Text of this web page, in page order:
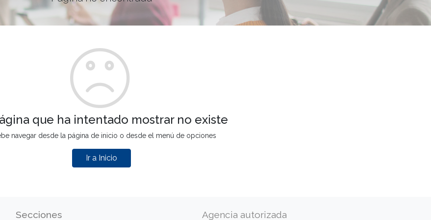
que ha intentado mostrar no existe
navegar desde la página de inicio o desde el menú de opciones
Ir a Inicio
Secciones Agencia autorizada